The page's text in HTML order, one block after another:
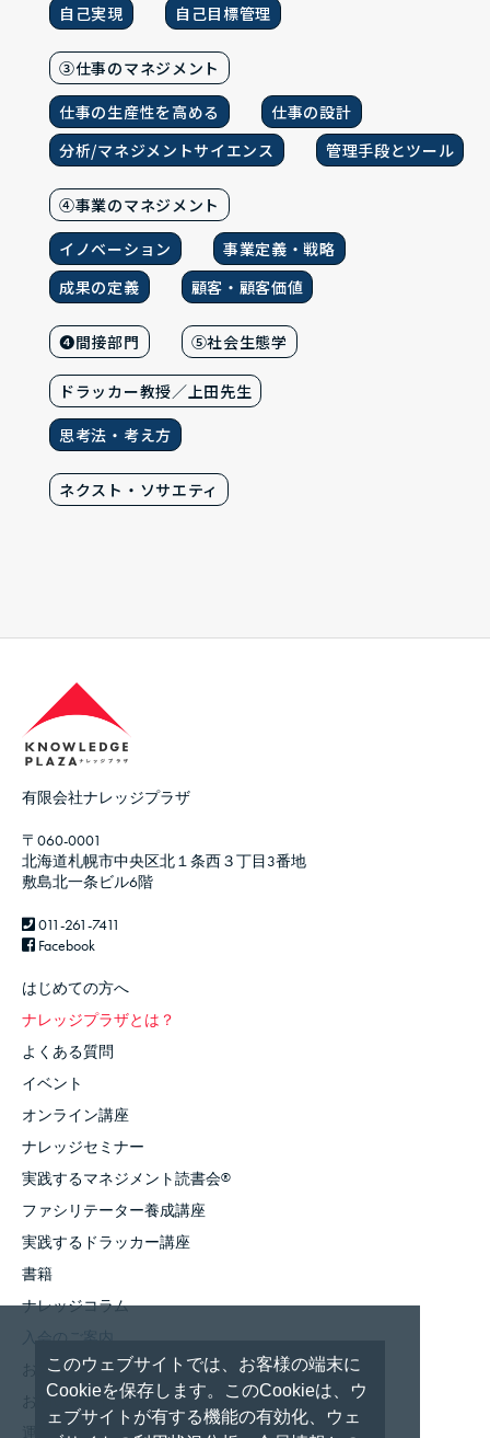
このウェブサイトでは、お客様の端末に
Cookieを保存します。このCookieは、ウ
ェブサイトが有する機能の有効化、ウェ
自己実現
自己目標管理
③仕事のマネジメント
仕事の生産性を高める
仕事の設計
分析/マネジメントサイエンス
管理手段とツール
④事業のマネジメント
イノベーション
事業定義・戦略
成果の定義
顧客・顧客価値
❹間接部門 ⑤社会生態学
ドラッカー教授／上田先生
思考法・考え方
ネクスト・ソサエティ
有限会社ナレッジプラザ
〒060-0001
北海道札幌市中央区北１条西３丁目3番地
敷島北一条ビル6階
011-261-7411
Facebook
はじめての方へ
ナレッジプラザとは？
よくある質問
イベント
オンライン講座
ナレッジセミナー
実践するマネジメント読書会®
ファシリテーター養成講座
実践するドラッカー講座
書籍
ナレッジコラム
入会のご案内
お知らせ
お問い合わせ
運営者情報